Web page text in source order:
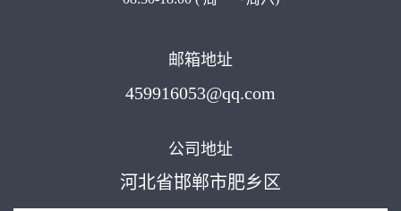
邮箱地址
459916053@qq.com
公司地址
河北省邯郸市肥乡区